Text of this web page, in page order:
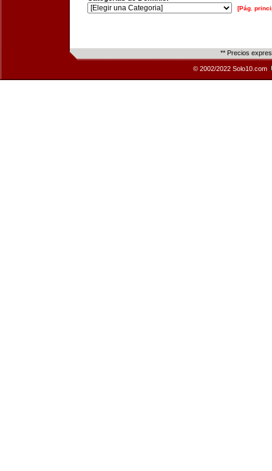
[Pág.
** Precios
© 2002/2022 Solo10.com